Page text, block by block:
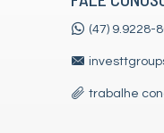
(47) 9.9228-
trabalhe